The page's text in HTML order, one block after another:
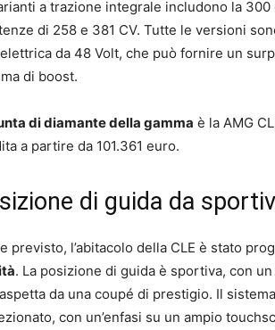
a trazione integrale includono la
di 258 e 381 CV. Tutte le versioni
da 48 Volt, che può fornire un
di boost.
di diamante della gamma è la AMG
a partire da 101.361 euro.
di guida da
previsto, l’abitacolo della CLE è stato
. La posizione di guida è sportiva, con
da una coupé di prestigio. Il
con un’enfasi su un ampio